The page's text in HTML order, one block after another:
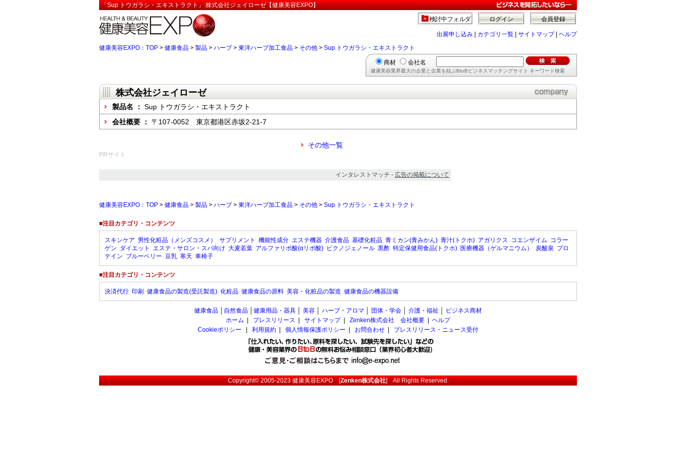
「Sup トウガラシ・エキストラクト」:株式会社ジェイローゼ【健康美容EXPO】
会員登録
ログイン
検討中フォルダ
出展申し込み カテゴリ一覧 サイトマップ| ヘルプ
健康美容EXPO：TOP > 健康食品 > 製品 > ハーブ > 東洋ハーブ加工食品 > その他 > Sup トウガラシ・エキストラクト
商材 会社名
健康美容業界最大の企業と企業を結ぶBtoBビジネスマッチングサイト キーワード検索
株式会社ジェイローゼ
製品名 ： Sup トウガラシ・エキストラクト
会社概要 ： 〒107-0052 東京都港区赤坂2-21-7
その他一覧
PRサイト
インタレストマッチ - 広告の掲載について
健康美容EXPO：TOP > 健康食品 > 製品 > ハーブ > 東洋ハーブ加工食品 > その他 > Sup トウガラシ・エキストラクト
■注目カテゴリ・コンテンツ
スキンケア 男性化粧品（メンズコスメ） サプリメント 機能性成分 エステ機器 介護食品 基礎化粧品 青ミカン(青みかん) 青汁(トクホ) アガリクス コエンザイム コラー
ゲン ダイエット エステ・サロン・スパ向け 大麦若葉 アルファリポ酸(αリポ酸) ピクノジェノール 黒酢 特定保健用食品(トクホ) 医療機器（ゲルマニウム） 炭酸泉 プロ
テイン ブルーベリー 豆乳 寒天 車椅子
■注目カテゴリ・コンテンツ
決済代行 印刷 健康食品の製造(受託製造) 化粧品 健康食品の原料 美容・化粧品の製造 健康食品の機器設備
健康食品 自然食品 健康用品・器具 美容 ハーブ・アロマ 団体・学会 介護・福祉
ビジネス商材
ホーム
プレスリリース サイトマップ| Zenken株式会社 会社概要
ヘルプ
Cookieポリシー
利用規約 個人情報保護ポリシー お問合わせ プレスリリース・ニュース受付
Copyright© 2005-2023健康美容EXPO[Zenken株式会社] All Rights Reserved.